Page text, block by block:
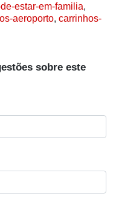
estar-em-familia,
aeroporto, carrinhos-
sobre este